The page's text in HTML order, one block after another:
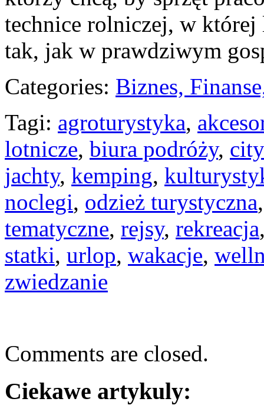
technice rolniczej, w której
tak, jak w prawdziwym
Categories: Biznes,
Tagi: agroturystyka,
lotnicze, biura podróży,
jachty, kemping,
noclegi, odzież turystyczna
tematyczne, rejsy, rekreacja
statki, urlop, wakacje,
zwiedzanie
Comments are closed.
Ciekawe artykuly: